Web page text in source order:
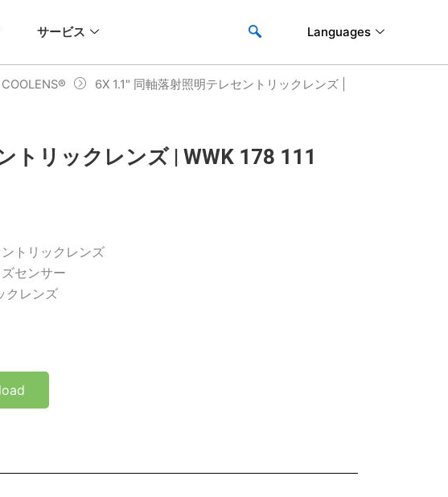
サービス Languages
6X 1.1" 同軸落射照明テレセントリックレンズ |
トリックレンズ | WWK 178 111
トリックレンズ
センサー
クレンズ